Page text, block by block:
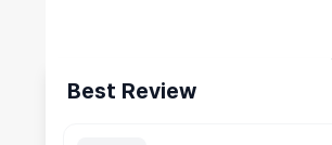
Best Review